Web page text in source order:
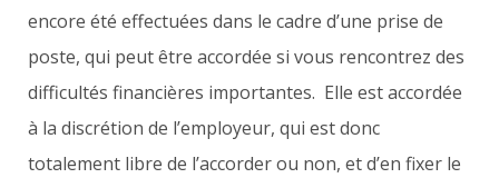
encore été effectuées dans le cadre d’une prise de
poste, qui peut être accordée si vous rencontrez des
difficultés financières importantes. Elle est accordée
à la discrétion de l’employeur, qui est donc
totalement libre de l’accorder ou non, et d’en fixer le